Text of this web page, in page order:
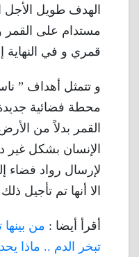
الهدف طويل الأجل
مستدام على القمر
قمري و في النهاية
و تتمثل أهداف ”
محطة فضائية
القمر بدلاً من
الإنسان بشكل
الا أنها تم تأجيل
أقرأ أيضا : من بينها
تبخر الدم .. ماذا